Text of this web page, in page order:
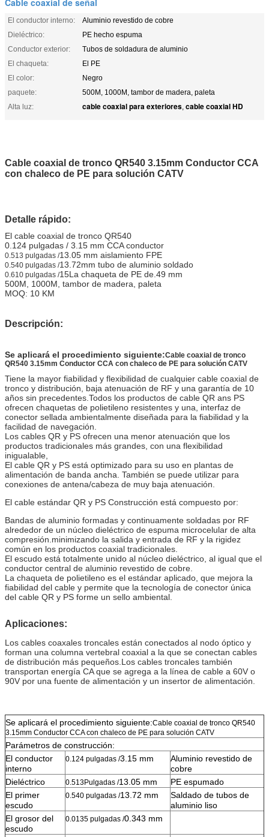
El conductor interno:
Aluminio revestido de cobre
Dieléctrico:
PE hecho espuma
Conductor exterior:
Tubos de soldadura de aluminio
El chaqueta:
El PE
El color:
Negro
paquete:
500M, 1000M, tambor de madera, paleta
Alta luz:
cable coaxial para exteriores, cable coaxial HD
Cable coaxial de tronco QR540 3.15mm Conductor CCA
con chaleco de PE para solución CATV
Detalle rápido:
El cable coaxial de tronco QR540
0.124 pulgadas / 3.15 mm CCA conductor
0.513 pulgadas /13.05 mm aislamiento FPE
0.540 pulgadas /13.72mm tubo de aluminio soldado
0.610 pulgadas /15La chaqueta de PE de.49 mm
500M, 1000M, tambor de madera, paleta
MOQ: 10 KM
Descripción:
Se aplicará el procedimiento siguiente:Cable coaxial de tronco
QR540 3.15mm Conductor CCA con chaleco de PE para solución CATV
Tiene la mayor fiabilidad y flexibilidad de cualquier cable coaxial de
tronco y distribución, baja atenuación de RF y una garantía de 10
años sin precedentes.Todos los productos de cable QR ans PS
ofrecen chaquetas de polietileno resistentes y una, interfaz de
conector sellada ambientalmente diseñada para la fiabilidad y la
facilidad de navegación.
Los cables QR y PS ofrecen una menor atenuación que los
productos tradicionales más grandes, con una flexibilidad
inigualable,
El cable QR y PS está optimizado para su uso en plantas de
alimentación de banda ancha. También se puede utilizar para
conexiones de antena/cabeza de muy baja atenuación.
El cable estándar QR y PS Construcción está compuesto por:
Bandas de aluminio formadas y continuamente soldadas por RF
alrededor de un núcleo dieléctrico de espuma microcelular de alta
compresión.minimizando la salida y entrada de RF y la rigidez
común en los productos coaxial tradicionales.
El escudo está totalmente unido al núcleo dieléctrico, al igual que el
conductor central de aluminio revestido de cobre.
La chaqueta de polietileno es el estándar aplicado, que mejora la
fiabilidad del cable y permite que la tecnología de conector única
del cable QR y PS forme un sello ambiental.
Aplicaciones:
Los cables coaxales troncales están conectados al nodo óptico y
forman una columna vertebral coaxial a la que se conectan cables
de distribución más pequeños.Los cables troncales también
transportan energía CA que se agrega a la línea de cable a 60V o
90V por una fuente de alimentación y un insertor de alimentación.
Se aplicará el procedimiento siguiente:Cable coaxial de tronco QR540
3.15mm Conductor CCA con chaleco de PE para solución CATV
Parámetros de construcción:
El conductor
interno
0.124 pulgadas /3.15 mm
Aluminio revestido de
cobre
Dieléctrico
0.513Pulgadas /13.05 mm
PE espumado
El primer
escudo
0.540 pulgadas /13.72 mm
Saldado de tubos de
aluminio liso
El grosor del
escudo
0.0135 pulgadas /0.343 mm